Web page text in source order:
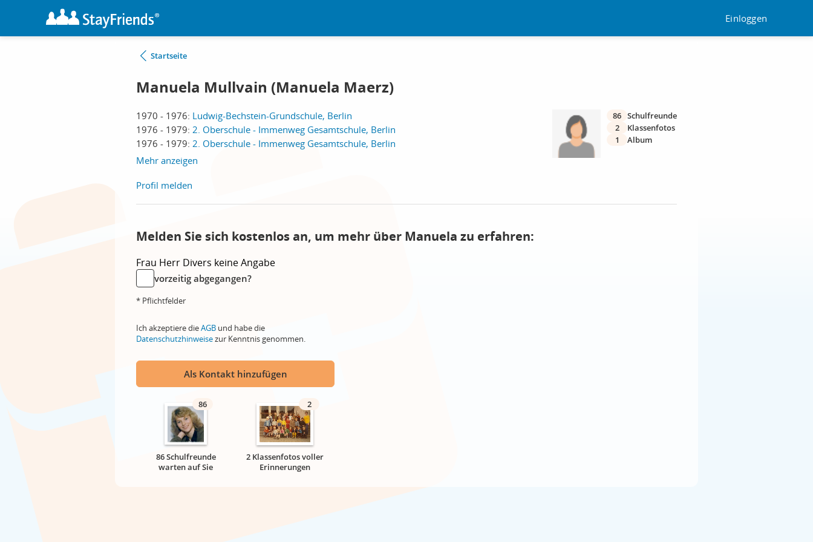
Einloggen
Startseite
Manuela Mullvain (Manuela Maerz)
1970 - 1976: Ludwig-Bechstein-Grundschule, Berlin
1976 - 1979: 2. Oberschule - Immenweg Gesamtschule, Berlin
1976 - 1979: 2. Oberschule - Immenweg Gesamtschule, Berlin
Mehr anzeigen
86 Schulfreunde
2
Klassenfotos
1
Album
Profil melden
Melden Sie sich kostenlos an, um mehr über Manuela zu erfahren:
Frau Herr Divers keine Angabe
vorzeitig abgegangen?
* Pflichtfelder
Ich akzeptiere dieAGB und habe die
Datenschutzhinweisezur Kenntnis genommen.
Als Kontakt hinzufügen
86
86 Schulfreunde
warten auf Sie
2
2 Klassenfotos voller
Erinnerungen